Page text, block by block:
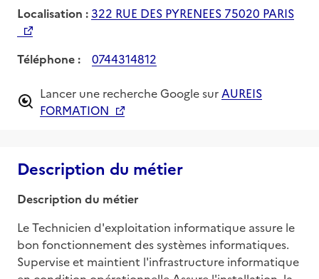
Localisation :322 RUE DES PYRENEES 75020 PARIS
Téléphone : 0744314812
Lancer une recherche Google sur AUREIS
FORMATION
Description du métier
Description du métier
Le Technicien d'exploitation informatique assure le
bon fonctionnement des systèmes informatiques.
Supervise et maintient l'infrastructure informatique